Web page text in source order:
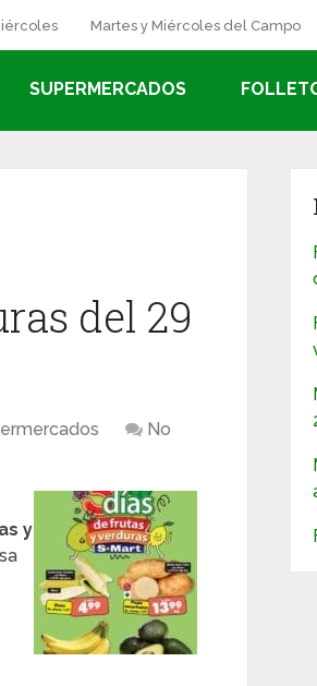
Martes y Miércoles del Campo
SUPERMERCADOS
del 29
No
y